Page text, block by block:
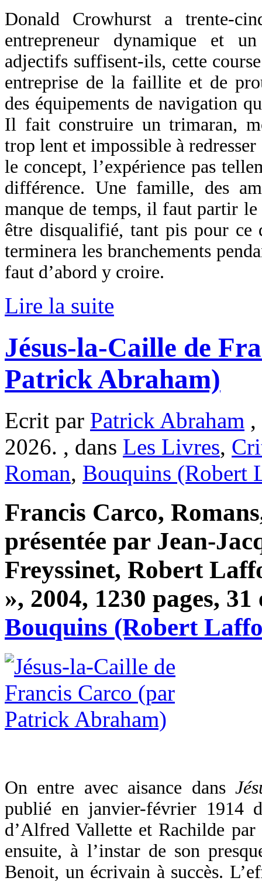
Donald Crowhurst a trente-
entrepreneur dynamique et
adjectifs suffisent-ils, cette
entreprise de la faillite et de
des équipements de navigation
Il fait construire un trimaran,
trop lent et impossible à
le concept, l’expérience pas
différence. Une famille, des
manque de temps, il faut partir
être disqualifié, tant pis pour ce
terminera les branchements
faut d’abord y croire.
Lire la suite
Jésus-la-Caille de
Patrick Abraham)
Ecrit par Patrick Abraham ,
2026. , dans Les Livres,
Roman, Bouquins (Robert
Francis Carco,
présentée par Jean-
Freyssinet, Robert
», 2004, 1230 pages,
Bouquins (Robert
On entre avec aisance dans
publié en janvier-février 1914
d’Alfred Vallette et Rachilde
ensuite, à l’instar de son
Benoit, un écrivain à succès.